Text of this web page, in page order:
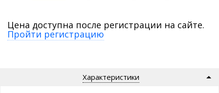
Цена доступна после регистрации на сайте.
Пройти регистрацию
Характеристики